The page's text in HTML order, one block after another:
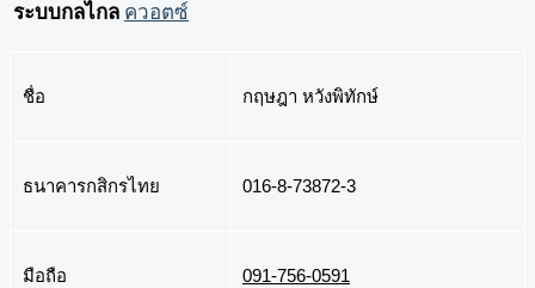
ระบบกลไกล ควอตซ์
ชื่อ กฤษฎา หวังพิทักษ์
ธนาคารกสิกรไทย 016-8-73872-3
มือถือ 091-756-0591